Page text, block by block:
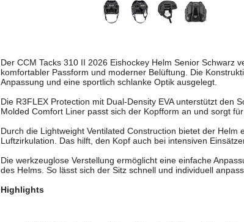
Der CCM Tacks 310 II 2026 Eishockey Helm Senior Schwarz
komfortabler Passform und moderner Belüftung. Die
Anpassung und eine sportlich schlanke Optik ausgelegt.
Die R3FLEX Protection mit Dual-Density EVA unterstützt den
Molded Comfort Liner passt sich der Kopfform an und sorgt
Durch die Lightweight Ventilated Construction bietet der
Luftzirkulation. Das hilft, den Kopf auch bei intensiven
Die werkzeuglose Verstellung ermöglicht eine einfache
des Helms. So lässt sich der Sitz schnell und individuell
Highlights